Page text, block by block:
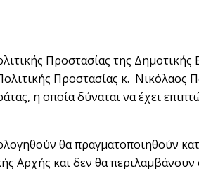
Προστασίας της
Προστασίας κ.
η οποία δύναται να έχει
θα πραγματοποιηθούν
Αρχής και δεν θα